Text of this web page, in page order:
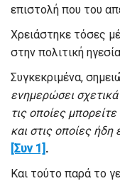
επιστολή που του
Χρειάστηκε τόσες
στην πολιτική
Συγκεκριμένα,
ενημερώσει
τις οποίες
και στις οποίες
[Συν 1] .
Και τούτο παρά το